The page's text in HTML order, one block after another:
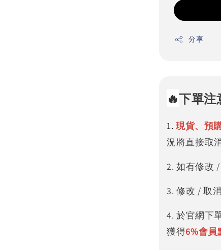
分享
🔥下單注
1. 現貨、預
況將直接取
2. 如有修改
3. 修改 / 取
4. 於官網下
獲得6%會員